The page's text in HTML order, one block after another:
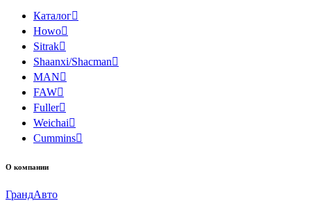
Каталог
Howo
Sitrak
Shaanxi/Shacman
MAN
FAW
Fuller
Weichai
Cummins
О компании
ГрандАвто